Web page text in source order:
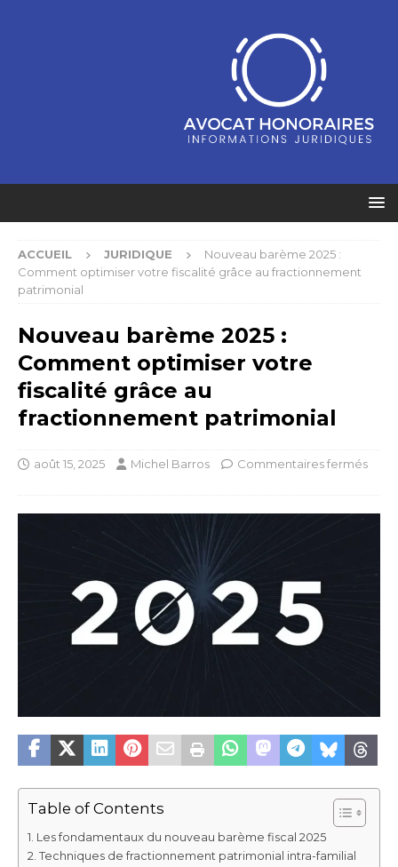
ACCUEIL JURIDIQUE
Nouveau barème 2025 :
Comment optimiser votre fiscalité grâce au fractionnement
patrimonial
Nouveau barème 2025 :
Comment optimiser votre
fiscalité grâce au
fractionnement patrimonial
août 15, 2025 Michel Barros Commentaires fermés
Table of Contents
Les fondamentaux du nouveau barème fiscal 2025
Techniques de fractionnement patrimonial intra-familial